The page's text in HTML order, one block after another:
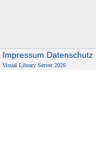
Impressum Datenschutz
Visual Library Server 2026